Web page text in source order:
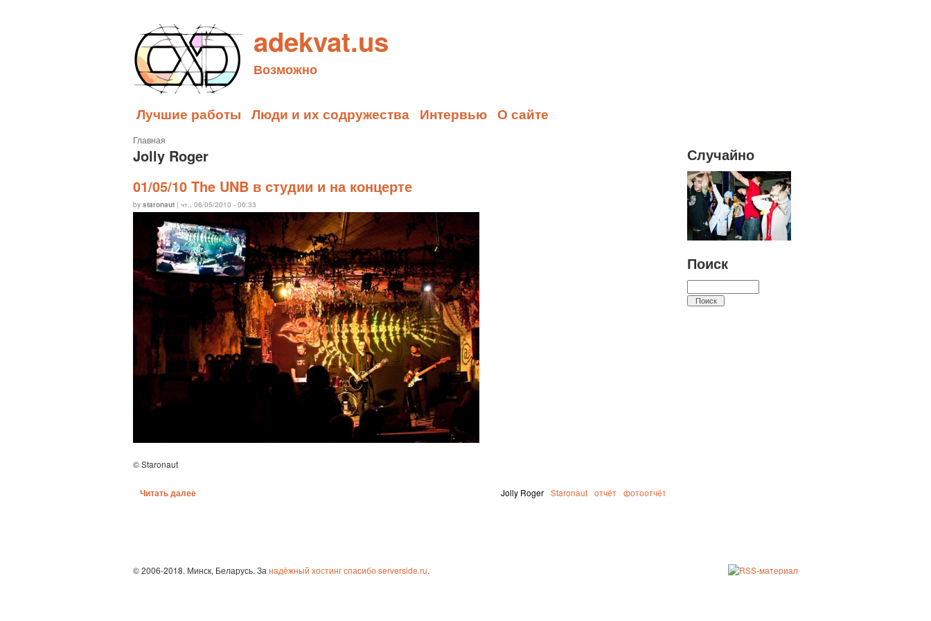
adekvat.us
Возможно
Лучшие работы Люди и их содружества Интервью О сайте
Главная
Jolly Roger
01/05/10 The UNB в студии и на концерте
by staronaut | чт., 06/05/2010 - 00:33
© Staronaut
Читать далее Jolly Roger Staronaut отчёт фотоотчёт
Случайно
Поиск
© 2006-2018. Минск, Беларусь. За надёжный хостинг спасибо serverside.ru.